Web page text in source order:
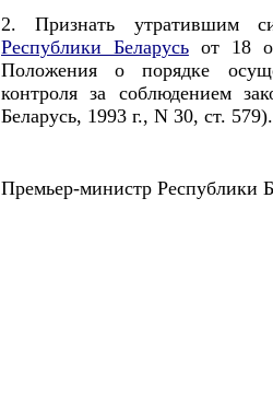
2. Признать утратившим
Республики Беларусьот 18
Положения о порядке
контроля за соблюдением
Беларусь, 1993 г., N 30, ст. 579).
Премьер-министр